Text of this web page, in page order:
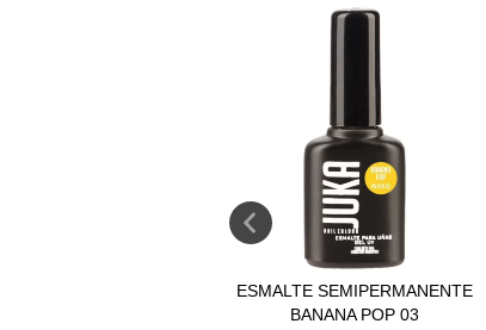
ESMALTE SEMIPERMANENTE
BANANA POP 03